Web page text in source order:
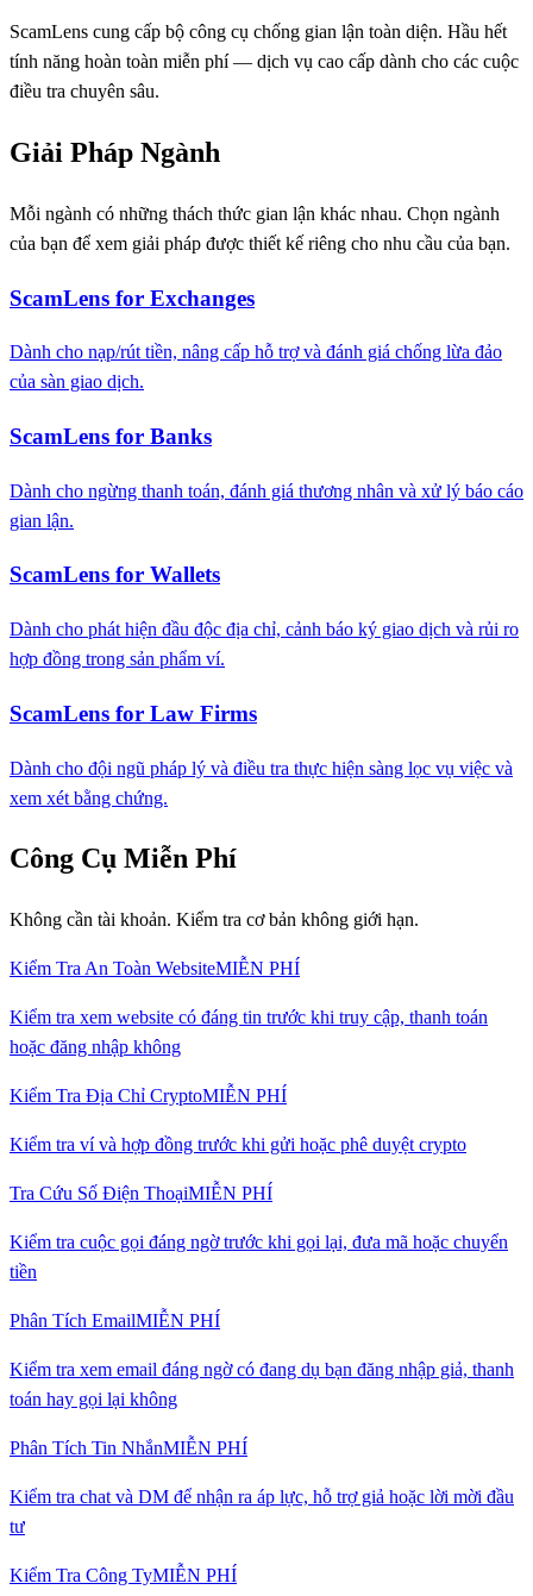
ScamLens cung cấp bộ công cụ chống gian lận toàn diện. Hầu hết
tính năng hoàn toàn miễn phí — dịch vụ cao cấp dành cho các cuộc
điều tra chuyên sâu.
Giải Pháp Ngành
Mỗi ngành có những thách thức gian lận khác nhau. Chọn ngành
của bạn để xem giải pháp được thiết kế riêng cho nhu cầu của bạn.
ScamLens for Exchanges
Dành cho nạp/rút tiền, nâng cấp hỗ trợ và đánh giá chống lừa đảo
của sàn giao dịch.
ScamLens for Banks
Dành cho ngừng thanh toán, đánh giá thương nhân và xử lý báo cáo
gian lận.
ScamLens for Wallets
Dành cho phát hiện đầu độc địa chỉ, cảnh báo ký giao dịch và rủi ro
hợp đồng trong sản phẩm ví.
ScamLens for Law Firms
Dành cho đội ngũ pháp lý và điều tra thực hiện sàng lọc vụ việc và
xem xét bằng chứng.
Công Cụ Miễn Phí
Không cần tài khoản. Kiểm tra cơ bản không giới hạn.
Kiểm Tra An Toàn WebsiteMIỄN PHÍ
Kiểm tra xem website có đáng tin trước khi truy cập, thanh toán
hoặc đăng nhập không
Kiểm Tra Địa Chỉ CryptoMIỄN PHÍ
Kiểm tra ví và hợp đồng trước khi gửi hoặc phê duyệt crypto
Tra Cứu Số Điện ThoạiMIỄN PHÍ
Kiểm tra cuộc gọi đáng ngờ trước khi gọi lại, đưa mã hoặc chuyển
tiền
Phân Tích EmailMIỄN PHÍ
Kiểm tra xem email đáng ngờ có đang dụ bạn đăng nhập giả, thanh
toán hay gọi lại không
Phân Tích Tin NhắnMIỄN PHÍ
Kiểm tra chat và DM để nhận ra áp lực, hỗ trợ giả hoặc lời mời đầu
tư
Kiểm Tra Công TyMIỄN PHÍ